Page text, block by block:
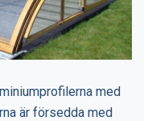
med
är försedda med